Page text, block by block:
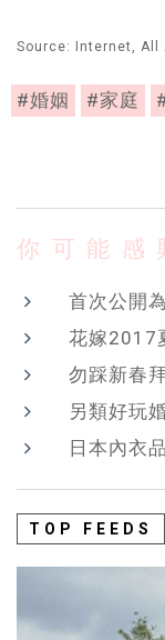
Source: Internet, All
#婚姻 #家庭
你可能感
首次公開
花嫁2017
勿踩新春
另類好玩
日本內衣
TOP FEEDS